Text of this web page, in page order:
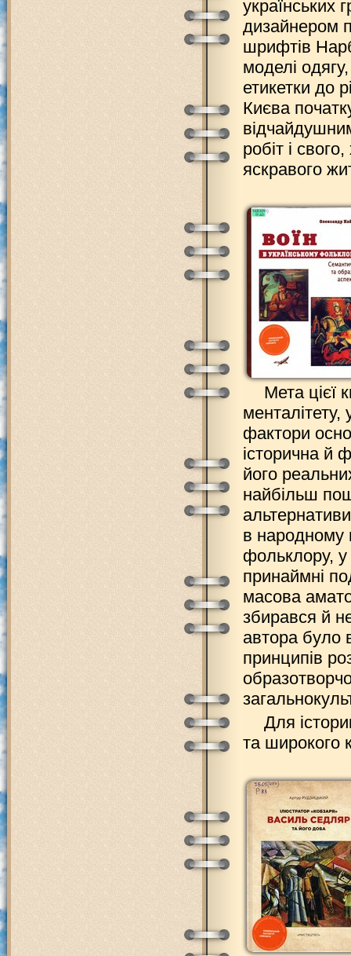
українських
дизайнером
шрифтів
моделі
етикетки до
Києва
робіт і
яскравого
Мета цієї
менталітету,
фактори
історична й
його
найбільш
в народному
фольклору, у
принаймні
масова
збирався й
автора було
принципів
Для
та широкого